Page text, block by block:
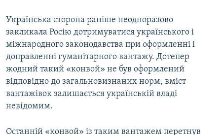
Українська сторона раніше неодноразово
закликала Росію дотримуватися українського і
міжнародного законодавства при оформленні і
доправленні гуманітарного вантажу. Дотепер
жодний такий «конвой» не був оформлений
відповідно до загальновизнаних норм, вміст
вантажівок залишається українській владі
невідомим.
Останній «конвой» із таким вантажем перетнув